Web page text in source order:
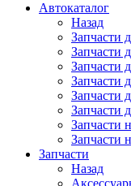
Автокаталог
Назад
Запчасти
Запчасти
Запчасти
Запчасти
Запчасти
Запчасти
Запчасти
Запчасти
Запчасти
Назад